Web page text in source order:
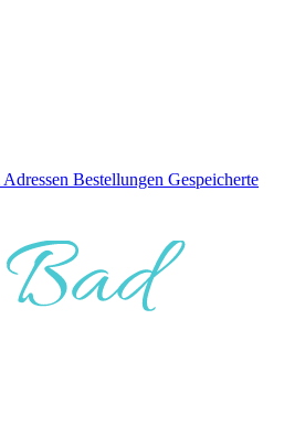
Adressen Bestellungen Gespeicherte